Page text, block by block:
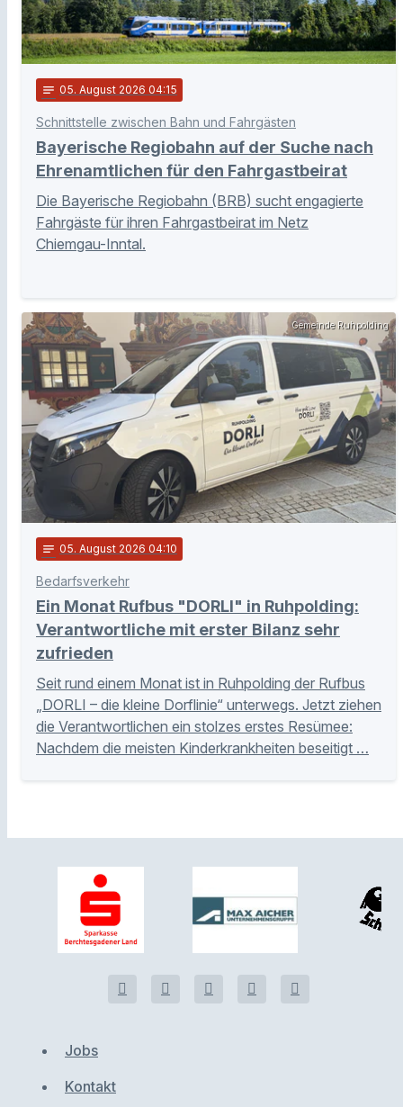
notes 05. August 2026 04:15
Schnittstelle zwischen Bahn und Fahrgästen
Bayerische Regiobahn auf der Suche nach
Ehrenamtlichen für den Fahrgastbeirat
Die Bayerische Regiobahn (BRB) sucht engagierte
Fahrgäste für ihren Fahrgastbeirat im Netz
Chiemgau-Inntal.
Gemeinde Ruhpolding
notes 05. August 2026 04:10
Bedarfsverkehr
Ein Monat Rufbus "DORLI" in Ruhpolding:
Verantwortliche mit erster Bilanz sehr
zufrieden
Seit rund einem Monat ist in Ruhpolding der Rufbus
„DORLI – die kleine Dorflinie“ unterwegs. Jetzt ziehen
die Verantwortlichen ein stolzes erstes Resümee:
Nachdem die meisten Kinderkrankheiten beseitigt …
Jobs
Kontakt